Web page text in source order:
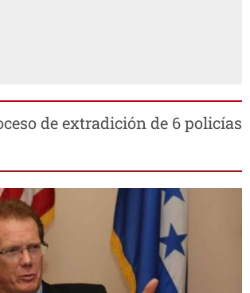
de extradición de 6 policías